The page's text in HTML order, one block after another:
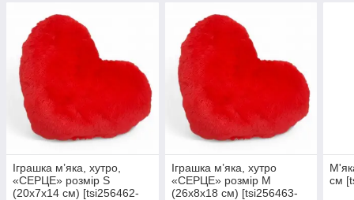
Іграшка м’яка, хутро,
«СЕРЦЕ» розмір S
(20x7x14 см) [tsi256462-
Іграшка м’яка, хутро
«СЕРЦЕ» розмір М
(26х8х18 см) [tsi256463-
см